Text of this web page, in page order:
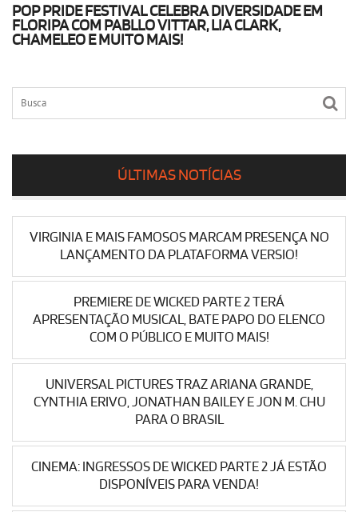
POP PRIDE FESTIVAL CELEBRA DIVERSIDADE EM
FLORIPA COM PABLLO VITTAR, LIA CLARK,
CHAMELEO E MUITO MAIS!
ÚLTIMAS NOTÍCIAS
VIRGINIA E MAIS FAMOSOS MARCAM PRESENÇA NO
LANÇAMENTO DA PLATAFORMA VERSIO!
PREMIERE DE WICKED PARTE 2 TERÁ
APRESENTAÇÃO MUSICAL, BATE PAPO DO ELENCO
COM O PÚBLICO E MUITO MAIS!
UNIVERSAL PICTURES TRAZ ARIANA GRANDE,
CYNTHIA ERIVO, JONATHAN BAILEY E JON M. CHU
PARA O BRASIL
CINEMA: INGRESSOS DE WICKED PARTE 2 JÁ ESTÃO
DISPONÍVEIS PARA VENDA!